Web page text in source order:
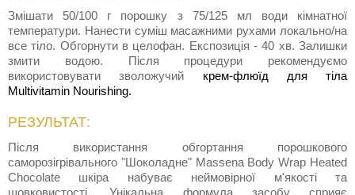
Змішати 50/100 г порошку з 75/125 мл води кімнатної
температури. Нанести суміш масажними рухами локально/на
все тіло. Обгорнути в целофан. Експозиція - 40 хв. Залишки
змити водою. Після процедури рекомендуємо
використовувати зволожучий крем-флюїд для тіла
Multivitamin Nourishing.
РЕЗУЛЬТАТ:
Після використання обгортання порошкового
саморозігрівального "Шоколадне" Massena Body Wrap Heated
Chocolate шкіра набуває неймовірної м'якості та
шовковистості. Унікальна формула засобу сприяє